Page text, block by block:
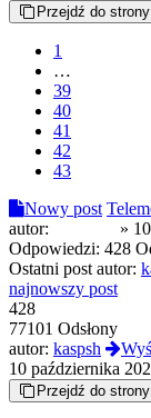
Przejdź do strony
1
…
39
40
41
42
43
Nowy post
autor:
»
Odpowiedzi: 428
Ostatni post autor:
najnowszy post
428
77101 Odsłony
autor: kaspsh
10 października
Przejdź do strony